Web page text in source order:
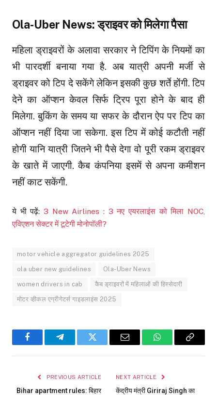
Ola-Uber News: ड्राइवर को मिलेगा पैसा
महिला ड्राइवरों के अलावा सरकार ने टिपिंग के नियमों का
भी पारदर्शी बनाया गया है. अब यात्री अपनी मर्जी से
ड्राइवर को टिप दे सकेंगे लेकिन इसकी कुछ शर्ते होंगी. टिप
देने का ऑप्शन केवल सिर्फ ट्रिप पूरा होने के बाद ही
मिलेगा. बुकिंग के समय या सफर के दौरान ऐप पर टिप का
ऑप्शन नहीं दिया जा सकेगा. इस टिप में कोई कटौती नहीं
होगी यानि यात्री जितने भी पैसे देगा वो पूरी रकम ड्राइवर
के खाते में जाएगी. कैब कंपनिया इसमें से अपना कमीशन
नहीं काट सकेंगी.
ये भी पढ़ें: 3 New Airlines : 3 नए एयरलाइंस को मिला NOC,
एविएशन सेक्टर में टूटेगी मोनोपॉली?
motor vehicle aggregator guidelines 2025
ola uber new guidelines Ola-Uber News
women drivers in cab कैब ड्राइवरों में महिलाओं की हिस्सेदारी
मोटर व्हीकल एग्रीगेटर्स गाइडलाइंस 2025
FacebookTelegramTwitter Email WhatsAppCopy
PREVIOUS ARTICLE
Bihar apartment rules: बिहार
NEXT ARTICLE
केंद्रीय मंत्री Giriraj Singh का